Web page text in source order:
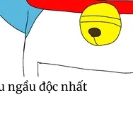
ngầu độc nhất